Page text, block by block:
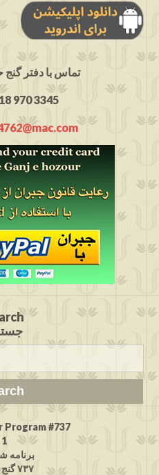
: تماس با دفتر
970 3345
Program #737
1
برنامه
۷۳۷ گنج حضور